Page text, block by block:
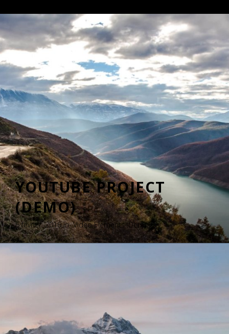
VIMEO
PROJECT
(DEMO)
5 février, 2016 in
Video Elements (Demo)
YOUTUBE PROJECT
(DEMO)
6 février, 2016 inVideo Elements (Demo)